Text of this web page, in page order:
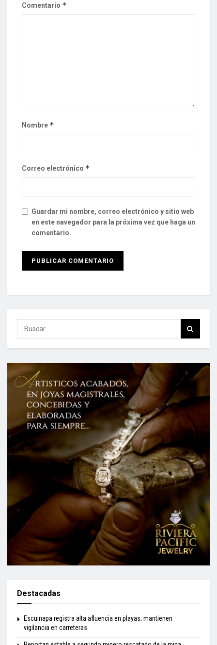
Comentario *
Nombre *
Correo electrónico *
Guardar mi nombre, correo electrónico y sitio web
en este navegador para la próxima vez que haga un
comentario.
Destacadas
Escuinapa registra alta afluencia en playas; mantienen
vigilancia en carreteras